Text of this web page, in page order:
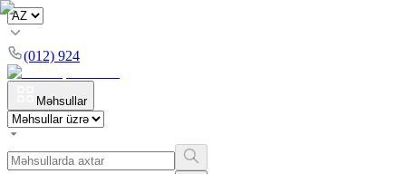
(012) 924
Məhsullar